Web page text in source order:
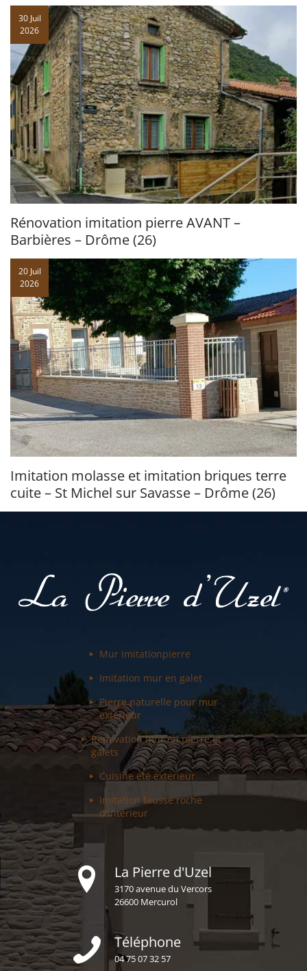
30 Juil
2026
Rénovation imitation pierre AVANT –
Barbières – Drôme (26)
20 Juil
2026
Imitation molasse et imitation briques terre
cuite – St Michel sur Savasse – Drôme (26)
Mur imitationpierre
Imitation mur en galet
Pierre naturelle pour mur
extérieur
Renovation muren pierre et
galets
Cuisine été exterieur
Imitation fausseroche
d'intérieur
La Pierre d'Uzel
3170 avenue du Vercors
26600 Mercurol
Téléphone
04 75 07 32 57